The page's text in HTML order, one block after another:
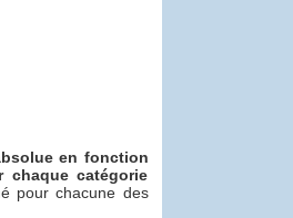
en fonction
chaque catégorie
pour chacune des